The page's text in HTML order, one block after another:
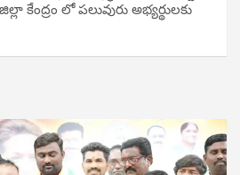
లో పలువురు అభ్యర్థులకు